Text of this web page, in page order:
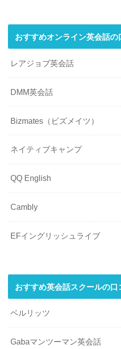
おすすめオンライン英会話の
レアジョブ英会話
DMM英会話
Bizmates（ビズメイツ）
ネイティブキャンプ
QQ English
Cambly
EFイングリッシュライブ
おすすめ英会話スクールの口
ベルリッツ
Gabaマンツーマン英会話